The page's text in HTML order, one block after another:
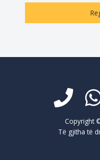
Copyright
Të gjitha të